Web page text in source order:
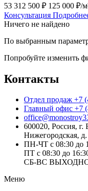
53 312 500 ₽ 125 000 ₽/
Консультация
Ничего не найдено
По выбранным
Попробуйте изменить
Контакты
Отдел продаж +7
Главный офис +7
600020, Россия,
Нижегородская,
ПН-ЧТ с 08:30 до
ПТ с 08:30 до
СБ-ВС
Меню